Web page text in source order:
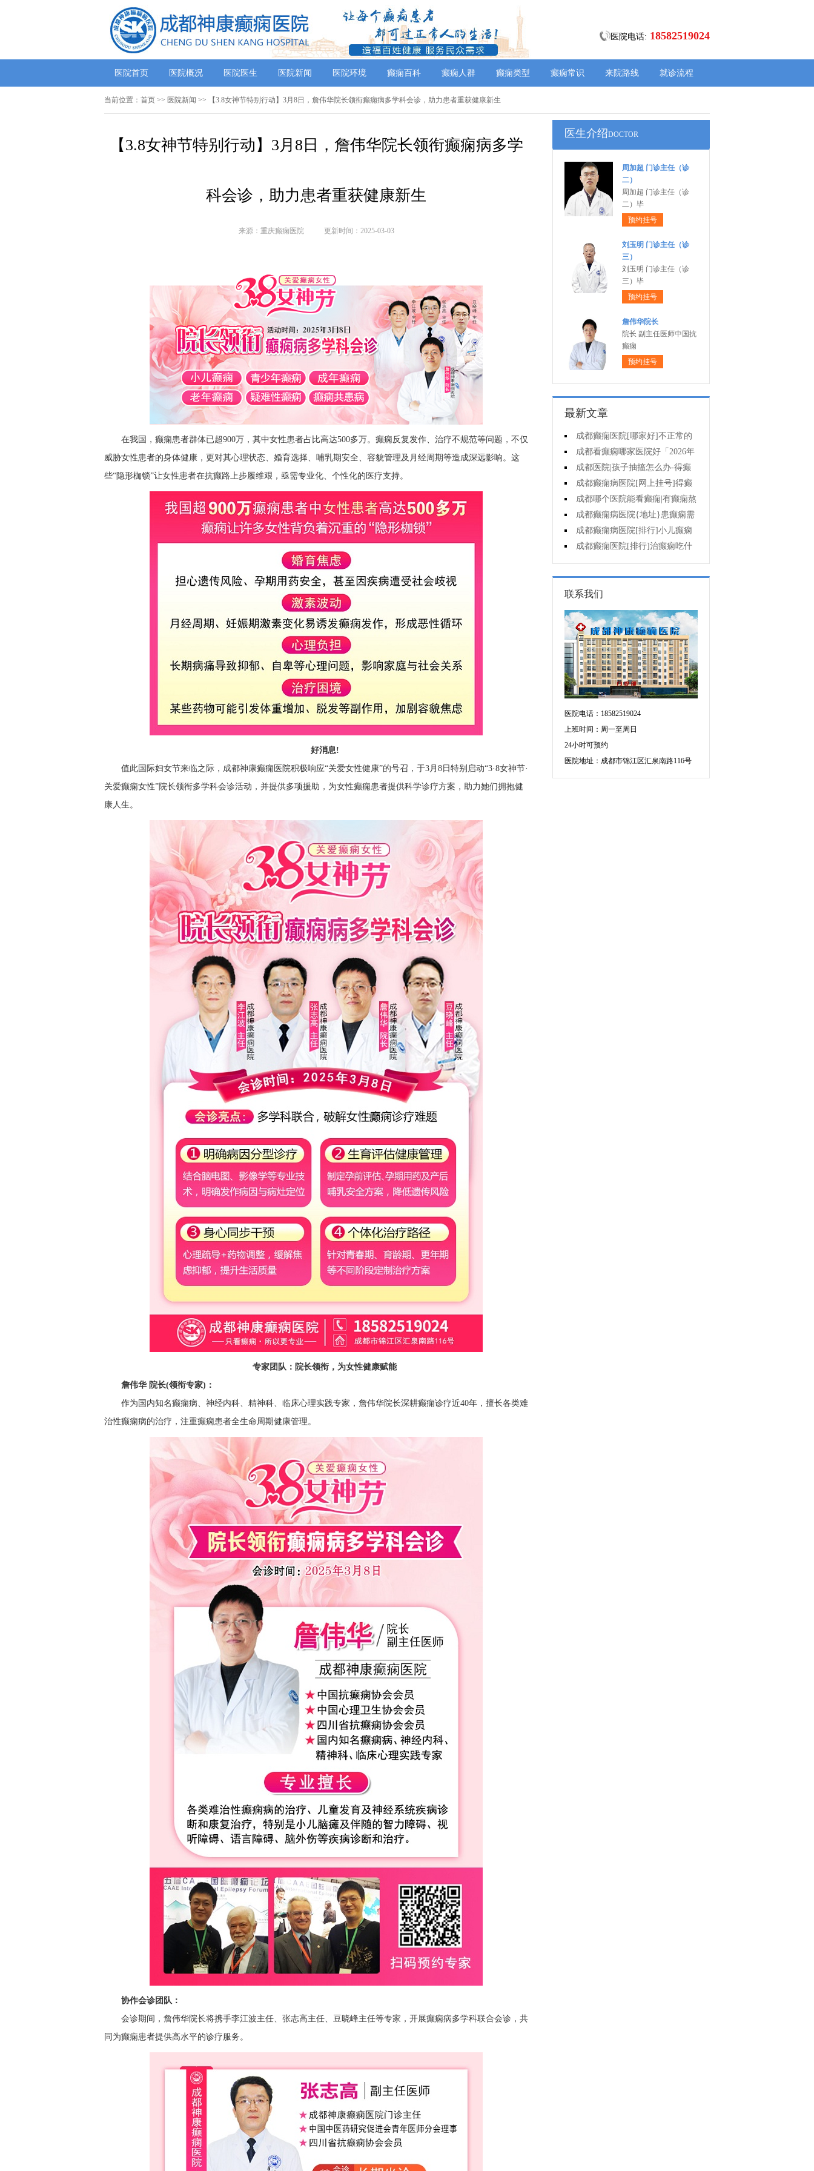
医院电话: 18582519024
医院首页 医院概况 医院医生 医院新闻 医院环境 癫痫百科 癫痫人群 癫痫类型 癫痫常识 来院路线 就诊流程
当前位置： 首页 >> 医院新闻 >> 【3.8女神节特别行动】3月8日，詹伟华院长领衔癫痫病多学科会诊，助力患者重获健康新生
【3.8女神节特别行动】3月8日，詹伟华院长领衔癫痫病多学
科会诊，助力患者重获健康新生
来源：重庆癫痫医院 更新时间：2025-03-03
在我国，癫痫患者群体已超900万，其中女性患者占比高达500多万。癫痫反复发作、治疗不规范等问题，不仅
威胁女性患者的身体健康，更对其心理状态、婚育选择、哺乳期安全、容貌管理及月经周期等造成深远影响。这
些“隐形枷锁”让女性患者在抗癫路上步履维艰，亟需专业化、个性化的医疗支持。
好消息!
值此国际妇女节来临之际，成都神康癫痫医院积极响应“关爱女性健康”的号召，于3月8日特别启动“3·8女神节·
关爱癫痫女性”院长领衔多学科会诊活动，并提供多项援助，为女性癫痫患者提供科学诊疗方案，助力她们拥抱健
康人生。
专家团队：院长领衔，为女性健康赋能
詹伟华 院长(领衔专家)：
作为国内知名癫痫病、神经内科、精神科、临床心理实践专家，詹伟华院长深耕癫痫诊疗近40年，擅长各类难
治性癫痫病的治疗，注重癫痫患者全生命周期健康管理。
协作会诊团队：
会诊期间，詹伟华院长将携手李江波主任、张志高主任、豆晓峰主任等专家，开展癫痫病多学科联合会诊，共
同为癫痫患者提供高水平的诊疗服务。
医生介绍DOCTOR
周加超 门诊主任（诊
二）
周加超 门诊主任（诊
二）毕
预约挂号
刘玉明 门诊主任（诊
三）
刘玉明 门诊主任（诊
三）毕
预约挂号
詹伟华院长
院长 副主任医师中国抗
癫痫
预约挂号
最新文章
成都癫痫医院[哪家好]不正常的
脑电图意味着什么?
成都看癫痫哪家医院好「2026年
度公布」癫痫诊断是要确定病情情
况吗?
成都医院|孩子抽搐怎么办-得癫
痫后不能治疗吗?
成都癫痫病医院[网上挂号]得癫
痫会有哪些问题?
成都哪个医院能看癫痫|有癫痫熬
夜可取吗?
成都癫痫病医院{地址}患癫痫需
住院治疗吗?
成都癫痫病医院[排行]小儿癫痫
要做好哪些预防?
成都癫痫医院[排行]治癫痫吃什
么药好呢?
联系我们
医院电话：18582519024
上班时间：周一至周日
24小时可预约
医院地址：成都市锦江区汇泉南路116号